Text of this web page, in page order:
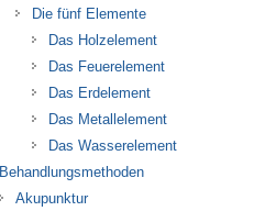
Die fünf Elemente
Das Holzelement
Das Feuerelement
Das Erdelement
Das Metallelement
Das Wasserelement
Behandlungsmethoden
Akupunktur